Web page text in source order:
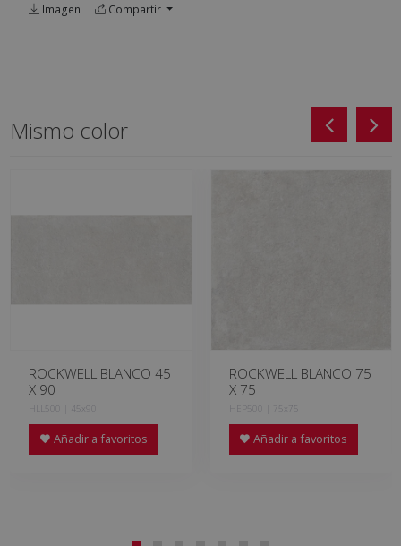
Imagen Compartir
Mismo color
ROCKWELL BLANCO 45
X 90
HLL500 | 45x90
Añadir a favoritos
ROCKWELL BLANCO 75
X 75
HEP500 | 75x75
Añadir a favoritos